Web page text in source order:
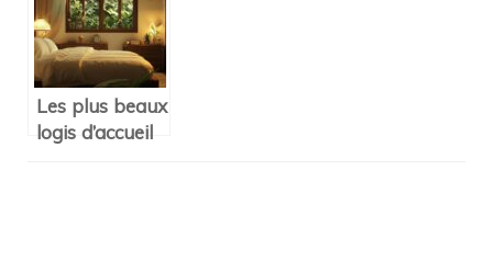
son enfant ?
Les plus beaux
logis d’accueil